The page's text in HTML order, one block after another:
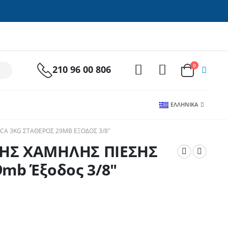
210 96 00 806 0
ΕΛΛΗΝΙΚΆ
3KG ΣΤΑΘΕΡΌΣ 29MB ΈΞΟΔΟΣ 3/8″
ΧΑΜΗΛΗΣ ΠΙΕΣΗΣ
Έξοδος 3/8″